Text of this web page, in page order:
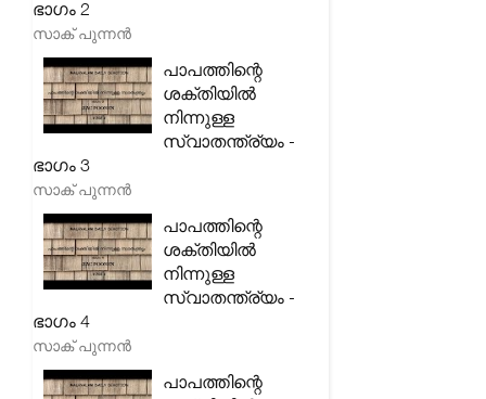
ഭാഗം 2
സാക് പുന്നൻ
പാപത്തിന്റെ
ശക്തിയിൽ
നിന്നുള്ള
സ്വാതന്ത്ര്യം -
ഭാഗം 3
സാക് പുന്നൻ
പാപത്തിന്റെ
ശക്തിയിൽ
നിന്നുള്ള
സ്വാതന്ത്ര്യം -
ഭാഗം 4
സാക് പുന്നൻ
പാപത്തിന്റെ